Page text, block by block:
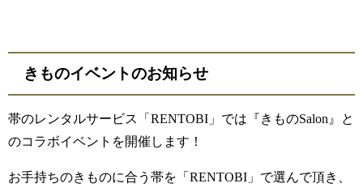
きものイベントのお知らせ
帯のレンタルサービス「RENTOBI」では『きものSalon』と
のコラボイベントを開催します！
お手持ちのきものに合う帯を「RENTOBI」で選んで頂き、